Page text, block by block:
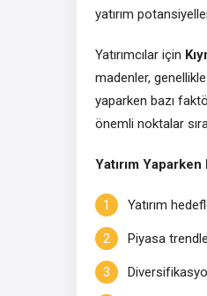
yatırım
Yatırımcılar için
madenler,
yaparken bazı
önemli noktalar
Yatırım
Yatırım
Piyasa